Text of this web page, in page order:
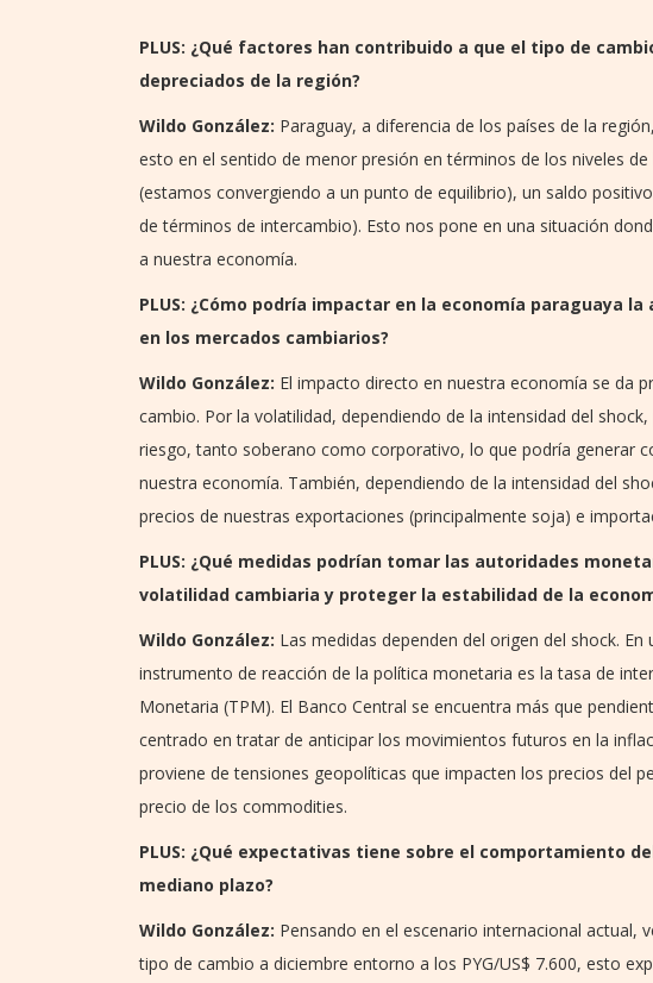
PLUS: ¿Qué factores han contribuido a que el tipo de
depreciados de la región?
Wildo González: Paraguay, a diferencia de los países de la
esto en el sentido de menor presión en términos de los niveles
(estamos convergiendo a un punto de equilibrio), un saldo
de términos de intercambio). Esto nos pone en una situación
a nuestra economía.
PLUS: ¿Cómo podría impactar en la economía paraguaya
en los mercados cambiarios?
Wildo González: El impacto directo en nuestra economía se da
cambio. Por la volatilidad, dependiendo de la intensidad del
riesgo, tanto soberano como corporativo, lo que podría generar
nuestra economía. También, dependiendo de la intensidad del
precios de nuestras exportaciones (principalmente soja) e
PLUS: ¿Qué medidas podrían tomar las autoridades
volatilidad cambiaria y proteger la estabilidad de la
Wildo González: Las medidas dependen del origen del shock.
instrumento de reacción de la política monetaria es la tasa de
Monetaria (TPM). El Banco Central se encuentra más que
centrado en tratar de anticipar los movimientos futuros en la
proviene de tensiones geopolíticas que impacten los precios del
precio de los commodities.
PLUS: ¿Qué expectativas tiene sobre el comportamiento
mediano plazo?
Wildo González: Pensando en el escenario internacional actual,
tipo de cambio a diciembre entorno a los PYG/US$ 7.600, esto